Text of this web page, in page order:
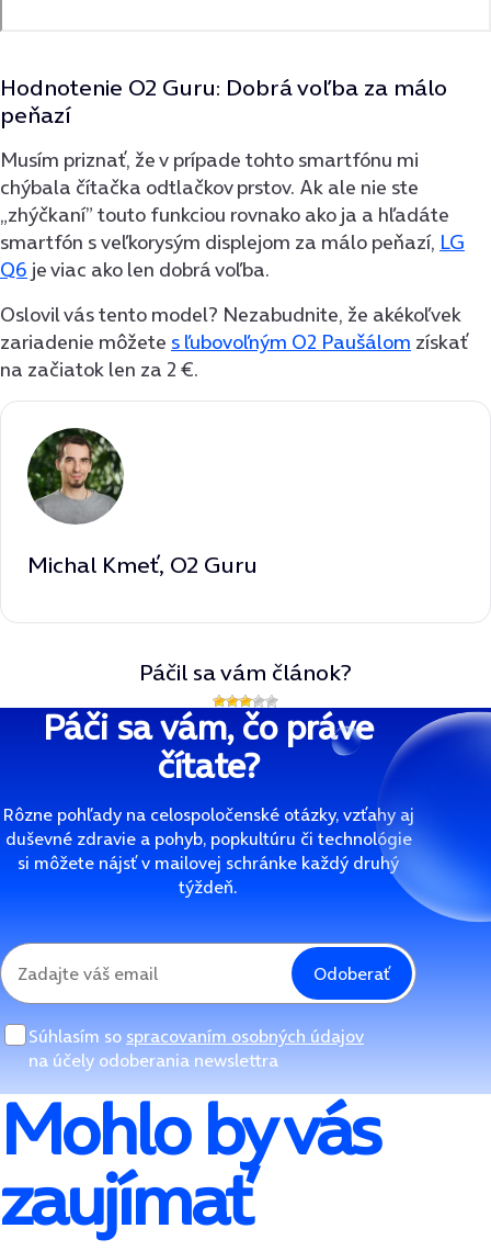
Hodnotenie O2 Guru: Dobrá voľba za málo
peňazí
Musím priznať, že v prípade tohto smartfónu mi
chýbala čítačka odtlačkov prstov. Ak ale nie ste
„zhýčkaní” touto funkciou rovnako ako ja a hľadáte
smartfón s veľkorysým displejom za málo peňazí, LG
Q6 je viac ako len dobrá voľba.
Oslovil vás tento model? Nezabudnite, že akékoľvek
zariadenie môžete s ľubovoľným O2 Paušálom získať
na začiatok len za 2 €.
Michal Kmeť, O2 Guru
Páčil sa vám článok?
Páči sa vám, čo práve
čítate?
Rôzne pohľady na celospoločenské otázky, vzťahy aj
duševné zdravie a pohyb, popkultúru či technológie
si môžete nájsť v mailovej schránke každý druhý
týždeň.
Odoberať
Súhlasím so spracovaním osobných údajov
na účely odoberania newslettra
Mohlo by vás
zaujímať